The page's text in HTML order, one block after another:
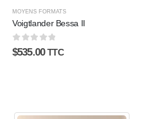
MOYENS FORMATS
Voigtlander Bessa II
0sur 5
$535.00 TTC